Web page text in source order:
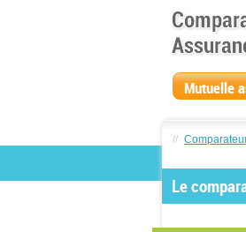
Mutuelle
//
Le